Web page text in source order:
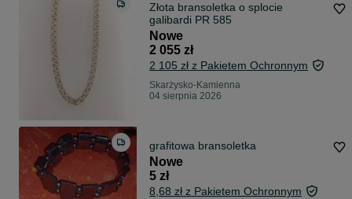
Złota bransoletka o splocie
galibardi PR 585
Nowe
2 055 zł
2 105 zł z Pakietem Ochronnym
Skarżysko-Kamienna
04 sierpnia 2026
grafitowa bransoletka
Nowe
5 zł
8,68 zł z Pakietem Ochronnym